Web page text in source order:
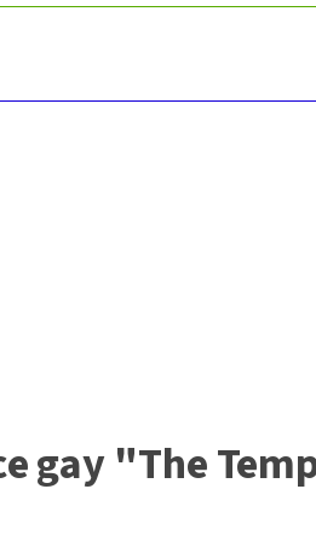
gay "The